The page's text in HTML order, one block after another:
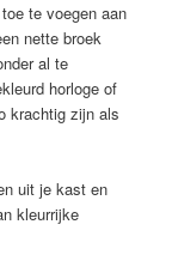
te voegen aan
nette broek
al te
horloge of
krachtig zijn als
uit je kast en
kleurrijke